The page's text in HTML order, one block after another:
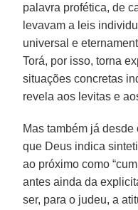
palavra profética, de
levavam a leis
universal e
Torá, por isso, torna
situações concretas
revela aos levitas e
Mas também já desde
que Deus indica
ao próximo como
antes ainda da
ser, para o judeu, a